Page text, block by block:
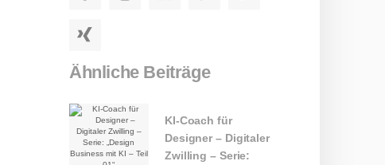
Xing
Ähnliche Beiträge
KI-Coach für
Designer – Digitaler
Zwilling – Serie: